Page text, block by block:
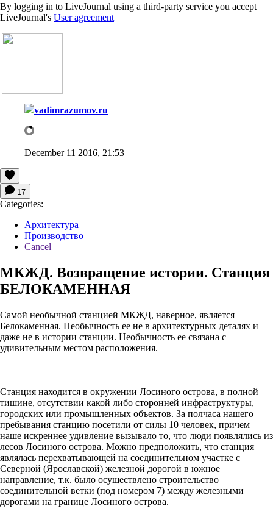
By logging in to LiveJournal using a third-party service you accept
LiveJournal's User agreement
vadimrazumov.ru
December 11 2016, 21:53
17
Categories:
Архитектура
Производство
Cancel
МКЖД. Возвращение истории. Станция
БЕЛОКАМЕННАЯ
Самой необычной станцией МКЖД, наверное, является
Белокаменная. Необычность ее не в архитектурных деталях и
даже не в истории станции. Необычность ее связана с
удивительным местом расположения.
Станция находится в окружении Лосиного острова, в полной
тишине, отсутствии какой либо сторонней инфраструктуры,
городских или промышленных объектов. За полчаса нашего
пребывания станцию посетили от силы 10 человек, причем
наше искреннее удивление вызывало то, что люди появлялись из
лесов Лосиного острова. Можно предположить, что станция
являлась перехватывающей на соединительном участке с
Северной (Ярославской) железной дорогой в южное
направление, т.к. было осуществлено строительство
соединительной ветки (под номером 7) между железными
дорогами на границе Лосиного острова.